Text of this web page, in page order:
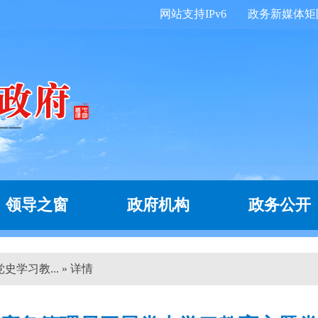
政务新媒体矩
网站支持IPv6
领导之窗 政府机构 政务公开
学习教... » 详情